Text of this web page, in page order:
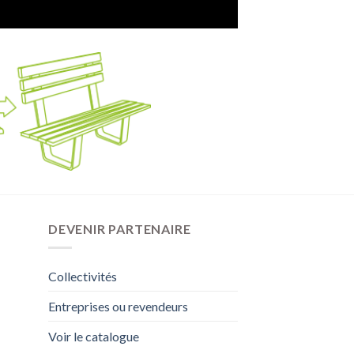
DEVENIR PARTENAIRE
Collectivités
Entreprises ou revendeurs
Voir le catalogue